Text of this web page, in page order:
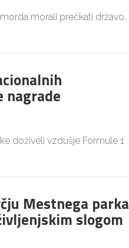
morali prečkati državo,
nagrade
doživeli vzdušje Formule 1
Mestnega parka
slogom